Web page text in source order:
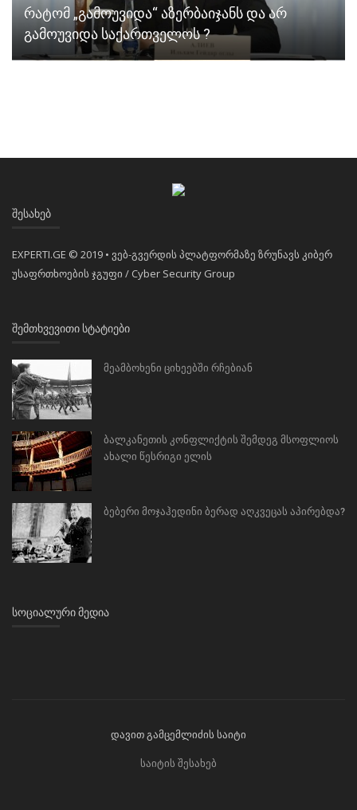
რატომ „გამოუვიდა“ აზერბაიჯანს და არ
გამოუვიდა საქართველოს ?
ᲨᲔᲡᲐᲮᲔᲑ
EXPERTI.GE © 2019 • ვებ-გვერდის პლატფორმაზე ზრუნავს კიბერ
უსაფრთხოების ჯგუფი / Cyber Security Group
ᲨᲔᲛᲗᲮᲕᲔᲕᲘᲗᲘ ᲡᲢᲐᲢᲘᲔᲑᲘ
მეამბოხენი ციხეებში რჩებიან
ბალკანეთის კონფლიქტის შემდეგ მსოფლიოს
ახალი წესრიგი ელის
ბებერი მოჯაჰედინი ბერად აღკვეცას აპირებდა?
ᲡᲝᲪᲘᲐᲚᲣᲠᲘ ᲛᲔᲓᲘᲐ
დავით გამცემლიძის საიტი
საიტის შესახებ